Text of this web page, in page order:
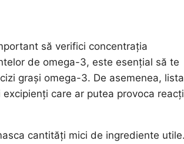
să verifici concentrația
de omega-3, este esențial să te
grași omega-3. De asemenea, lista
care ar putea provoca
cantități mici de ingrediente